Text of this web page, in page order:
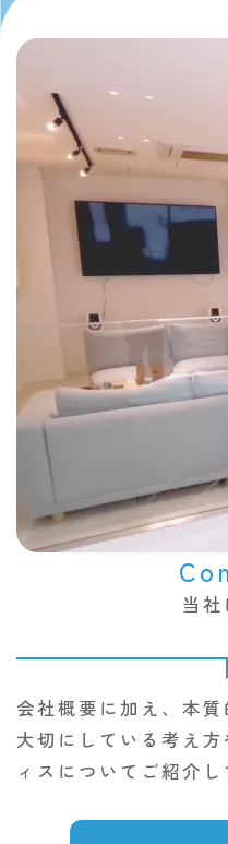
当社
会社概要に加え、本
大切にしている考え
ィスについてご紹介し